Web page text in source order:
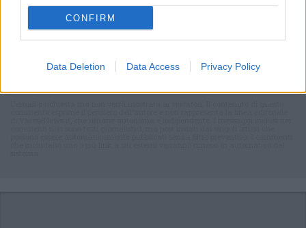
CONFIRM
Data Deletion Data Access Privacy Policy
Accedioregistratiper commentare questo